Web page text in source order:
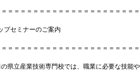
＝＝＝＝＝＝＝＝＝＝＝＝＝＝＝＝＝＝＝＝
プセミナーのご案内
＝＝＝＝＝＝＝＝＝＝＝＝＝＝＝＝＝＝＝＝
県立産業技術専門校では、職業に必要な技能